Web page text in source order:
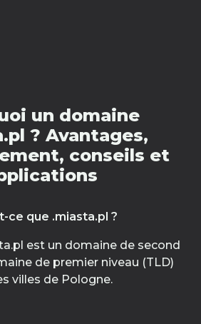
un domaine
? Avantages,
conseils et
ce que .miasta.pl ?
est un domaine de second
de premier niveau (TLD)
villes de Pologne.